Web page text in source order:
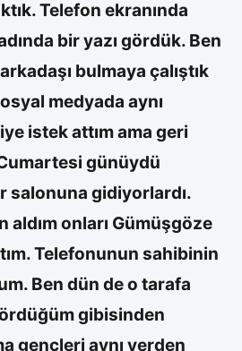
Telefon ekranında
bir yazı gördük. Ben
bulmaya çalıştık
medyada aynı
istek attım ama geri
günüydü
salonuna gidiyorlardı.
aldım onları Gümüşgöze
Telefonunun sahibinin
Ben dün de o tarafa
gibisinden
gençleri aynı yerden